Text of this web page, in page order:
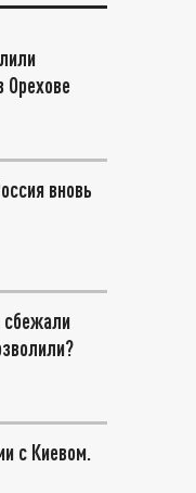
Орехове
вновь
сбежали
с Киевом.